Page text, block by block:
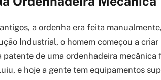
a ordenha era feita
Industrial, o homem começou a
patente de uma ordenhadeira mecânica
e hoje a gente tem equipamentos